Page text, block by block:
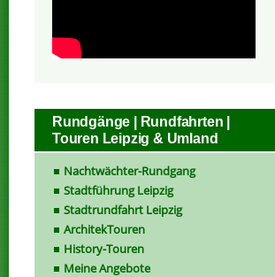
Rundgänge | Rundfahrten |
Touren Leipzig & Umland
Nachtwächter-Rundgang
Stadtführung Leipzig
Stadtrundfahrt Leipzig
ArchitekTouren
History-Touren
Meine Angebote